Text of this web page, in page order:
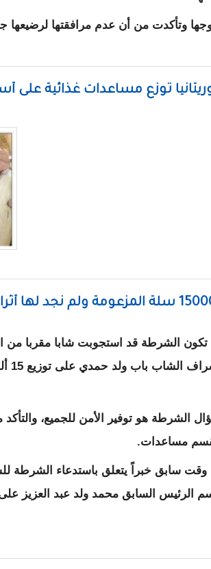
وتأكدت من أن عدم مرافقتها لرضيعها
: وقفنا على ظروف توقيف الناشطة
توزع مساعدات غذائية على
لعمال موريتانيا توزع مساعدات غذائية
الشرطة قد استجوبت شابا مقربا من
هو توفير الأمن للجميع، والتأكد
مساعدات.
سابق خبراً يتعلق باستدعاء الشرطة
السابق محمد ولد عبد العزيز
لها أثرا (لم نوقف أحدا)